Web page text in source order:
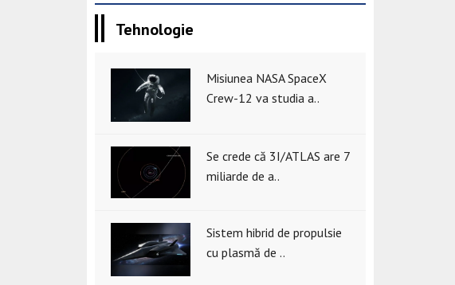
Tehnologie
Misiunea NASA SpaceX
Crew-12 va studia a..
Se crede că 3I/ATLAS are 7
miliarde de a..
Sistem hibrid de propulsie
cu plasmă de ..